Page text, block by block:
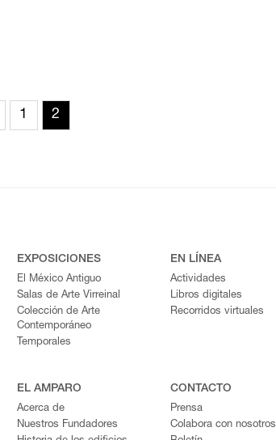
1 2
EXPOSICIONES
El México Antiguo
Salas de Arte Virreinal
Colección de Arte
Contemporáneo
Temporales
EN LÍNEA
Actividades
Libros digitales
Recorridos virtuales
EL AMPARO
Acerca de
Nuestros Fundadores
CONTACTO
Prensa
Colabora con nosotros